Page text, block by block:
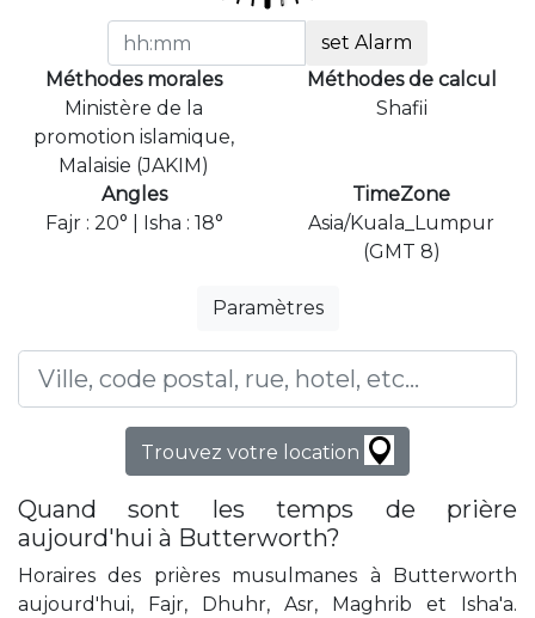
set Alarm
Méthodes morales
Ministère de la
promotion islamique,
Malaisie (JAKIM)
Méthodes de calcul
Shafii
Angles
Fajr : 20° | Isha : 18°
TimeZone
Asia/Kuala_Lumpur
(GMT 8)
Paramètres
Trouvez votre location
Quand sont les temps de prière
aujourd'hui à Butterworth?
Horaires des prières musulmanes à Butterworth
aujourd'hui, Fajr, Dhuhr, Asr, Maghrib et Isha'a.